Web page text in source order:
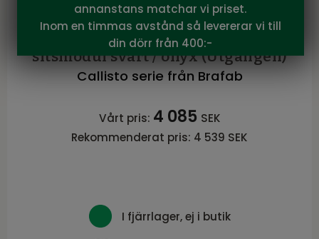
Brafab
Callisto byggbar trädgårdssoffa 1-
sitsmodul svart / onyx (Utgången)
Callisto serie från Brafab
Vårt pris: 4 085 SEK
Rekommenderat pris: 4 539 SEK
I fjärrlager, ej i butik
annanstans matchar vi priset.
Inom en timmas avstånd så levererar vi till
din dörr från 400:-